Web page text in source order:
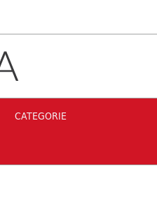
CATEGORIE